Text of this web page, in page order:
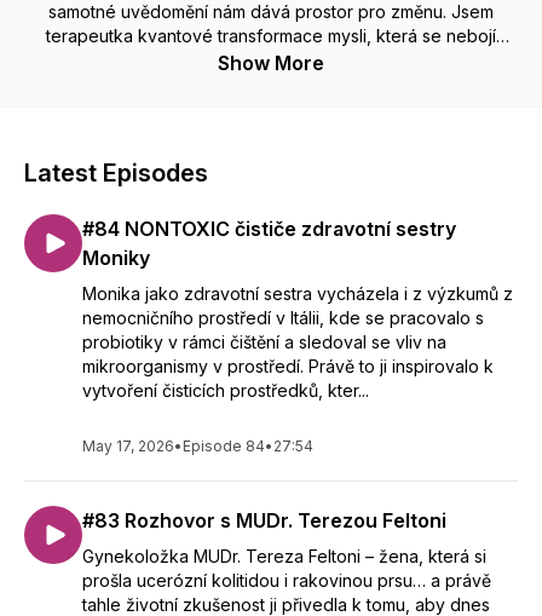
samotné uvědomění nám dává prostor pro změnu. Jsem
terapeutka kvantové transformace mysli, která se nebojí
mluvit o všem. Najdeš zde inspiraci a zajímavá témata: vztahy,
do hloubky: https://herohero.co/cykluszeny nebo MRKNI NA
Show More
Latest Episodes
#84 NONTOXIC čističe zdravotní sestry
Moniky
Monika jako zdravotní sestra vycházela i z výzkumů z
nemocničního prostředí v Itálii, kde se pracovalo s
probiotiky v rámci čištění a sledoval se vliv na
mikroorganismy v prostředí. Právě to ji inspirovalo k
vytvoření čisticích prostředků, kter...
May 17, 2026• Episode 84• 27:54
#83 Rozhovor s MUDr. Terezou Feltoni
Gynekoložka MUDr. Tereza Feltoni – žena, která si
prošla ucerózní kolitidou i rakovinou prsu… a právě
tahle životní zkušenost ji přivedla k tomu, aby dnes